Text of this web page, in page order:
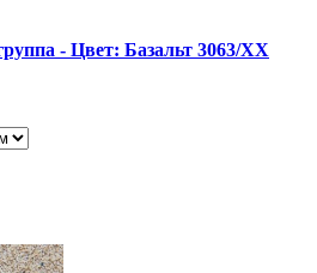
- Цвет: Базальт 3063/ХХ